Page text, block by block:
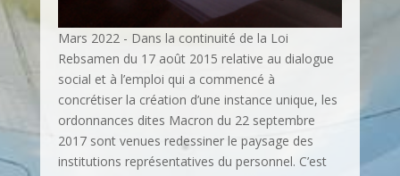
Mars 2022 - Dans la continuité de la Loi
Rebsamen du 17 août 2015 relative au dialogue
social et à l’emploi qui a commencé à
concrétiser la création d’une instance unique, les
ordonnances dites Macron du 22 septembre
2017 sont venues redessiner le paysage des
institutions représentatives du personnel. C’est